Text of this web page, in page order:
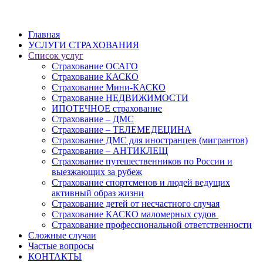
Главная
УСЛУГИ СТРАХОВАНИЯ
Список услуг
Страхование ОСАГО
Страхование КАСКО
Страхование Мини-КАСКО
Страхование НЕДВИЖИМОСТИ
ИПОТЕЧНОЕ страхование
Страхование – ДМС
Страхование – ТЕЛЕМЕДЕЦИНА
Страхование ДМС для иностранцев (мигрантов)
Страхование – АНТИКЛЕЩ
Страхование путешественников по России и
выезжающих за рубеж
Страхование спортсменов и людей ведущих
активный образ жизни
Страхование детей от несчастного случая
Страхование КАСКО маломерных судов
Страхование профессиональной ответственности
Сложные случаи
Частые вопросы
КОНТАКТЫ